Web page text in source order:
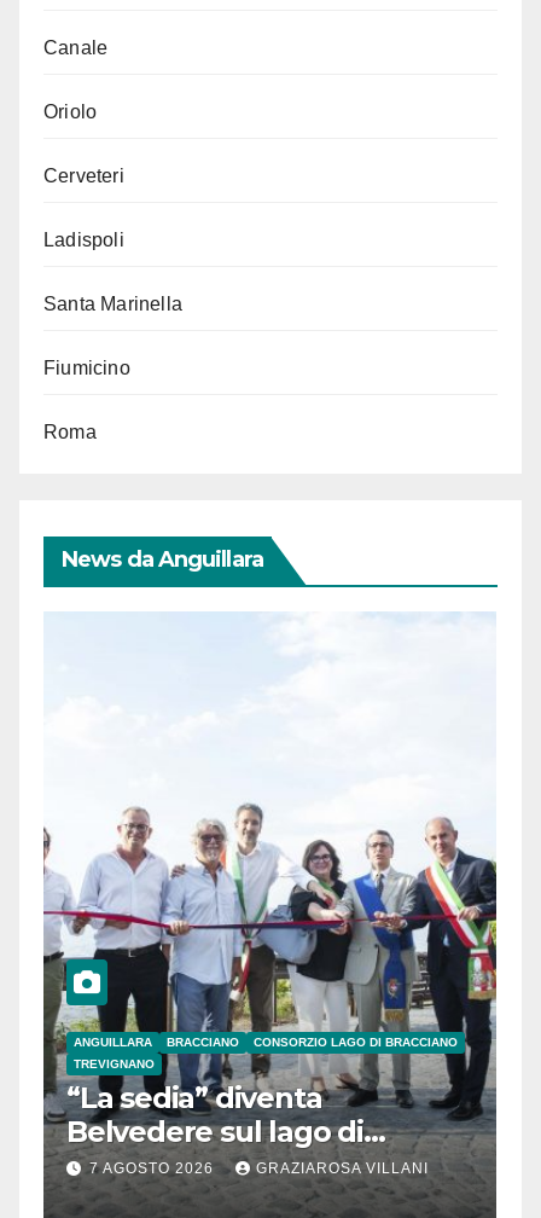
Canale
Oriolo
Cerveteri
Ladispoli
Santa Marinella
Fiumicino
Roma
News da Anguillara
ANGUILLARA BRACCIANO
CONSORZIO LAGO DI BRACCIANO
TREVIGNANO
“La sedia” diventa
Belvedere sul lago di
Bracciano: ieri
l’inaugurazione
7 AGOSTO 2026 GRAZIAROSA VILLANI